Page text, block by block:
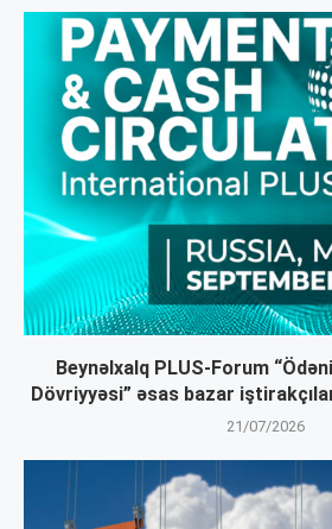
Beynəlxalq PLUS-Forum
Dövriyyəsi” əsas bazar
21/07/2026